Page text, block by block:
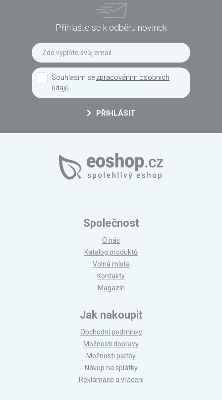
Přihlašte se k odběru novinek
Souhlasím se zpracováním osobních
údajů
PŘIHLÁSIT
Společnost
O nás
Katalog produktů
Volná místa
Kontakty
Magazín
Jak nakoupit
Obchodní podmínky
Možnosti dopravy
Možnosti platby
Nákup na splátky
Reklamace a vrácení